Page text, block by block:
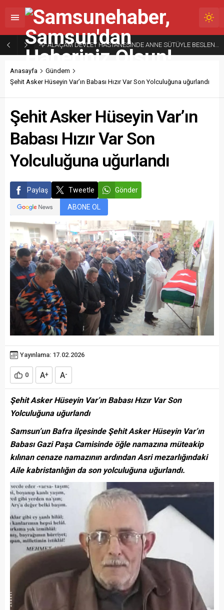
ALAÇAM DEVLET HASTANESİNDE ANNE SÜTÜYLE BESLENMENİN ÖNEMİNE DİKKAT ÇEKİLDİ
Anasayfa
Gündem
Şehit Asker Hüseyin Var’ın Babası Hızır Var Son Yolculuğuna uğurlandı
Şehit Asker Hüseyin Var’ın
Babası Hızır Var Son
Yolculuğuna uğurlandı
Paylaş Tweetle Gönder
ABONE OL
Yayınlama: 17.02.2026
0 A+ A-
Şehit Asker Hüseyin Var’ın Babası Hızır Var Son
Yolculuğuna uğurlandı
Samsun’un Bafra ilçesinde Şehit Asker Hüseyin Var’ın
Babası Gazi Paşa Camisinde öğle namazına müteakip
kılınan cenaze namazının ardından Asri mezarlığındaki
Aile kabristanlığın da son yolculuğuna uğurlandı.